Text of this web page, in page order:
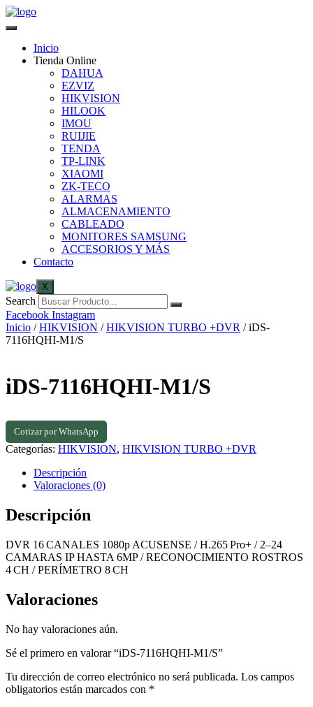
Inicio
Tienda Online
DAHUA
EZVIZ
HIKVISION
HILOOK
IMOU
RUIJIE
TENDA
TP-LINK
XIAOMI
ZK-TECO
ALARMAS
ALMACENAMIENTO
CABLEADO
MONITORES SAMSUNG
ACCESORIOS Y MÁS
Contacto
X
Search
Facebook Instagram
Inicio /HIKVISION /HIKVISION TURBO +DVR / iDS-
7116HQHI-M1/S
iDS-7116HQHI-M1/S
Cotizar por WhatsApp
Categorías: HIKVISION, HIKVISION TURBO +DVR
Descripción
Valoraciones (0)
Descripción
DVR 16 CANALES 1080p ACUSENSE / H.265 Pro+ / 2–24
CAMARAS IP HASTA 6MP / RECONOCIMIENTO ROSTROS
4 CH / PERÍMETRO 8 CH
Valoraciones
No hay valoraciones aún.
Sé el primero en valorar “iDS-7116HQHI-M1/S”
Tu dirección de correo electrónico no será publicada. Los campos
obligatorios están marcados con *